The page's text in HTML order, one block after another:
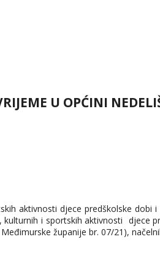
U OPĆINI
aktivnosti djece predškolske dobi
i sportskih aktivnosti djece
županije br. 07/21),